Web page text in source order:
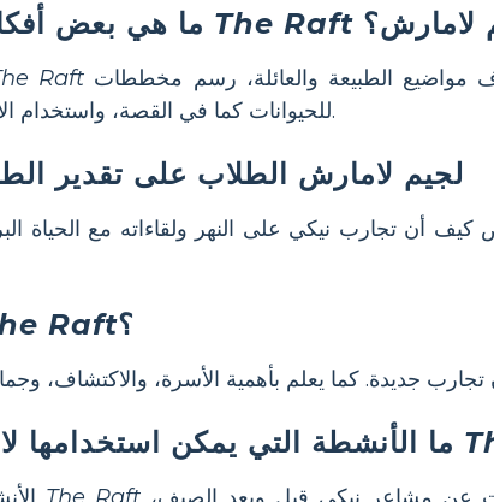
The Raft لامارش؟
Raft
للحيوانات كما في القصة، واستخدام الأسئلة الأساسية لإشعال الحوار داخل الصف.
لجيم لامارش الطلاب على تقدير
Raft؟